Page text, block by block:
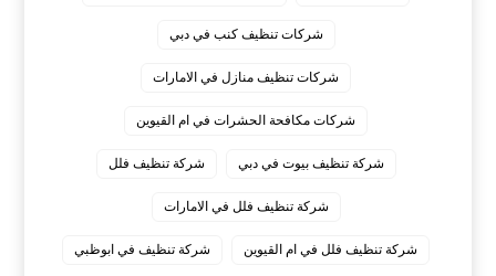
شركات تنظيف كنب في دبي
شركات تنظيف منازل في الامارات
شركات مكافحة الحشرات في ام القيوين
شركة تنظيف بيوت في دبي شركة تنظيف فلل
شركة تنظيف فلل في الامارات
شركة تنظيف فلل في ام القيوين شركة تنظيف في ابوظبي